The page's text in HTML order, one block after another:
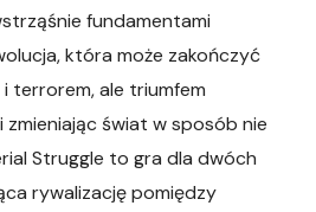
fundamentami
która może zakończyć
terrorem, ale triumfem
świat w sposób nie
Struggle to gra dla dwóch
rywalizację pomiędzy